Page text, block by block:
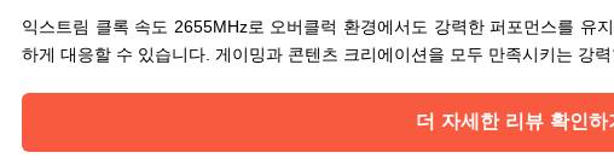
익스트림 클록 속도 2655MHz로 오버클럭 환경에서도 강력한 퍼포먼스를 유
하게 대응할 수 있습니다. 게이밍과 콘텐츠 크리에이션을 모두 만족시키는 강
더 자세한 리뷰 확인